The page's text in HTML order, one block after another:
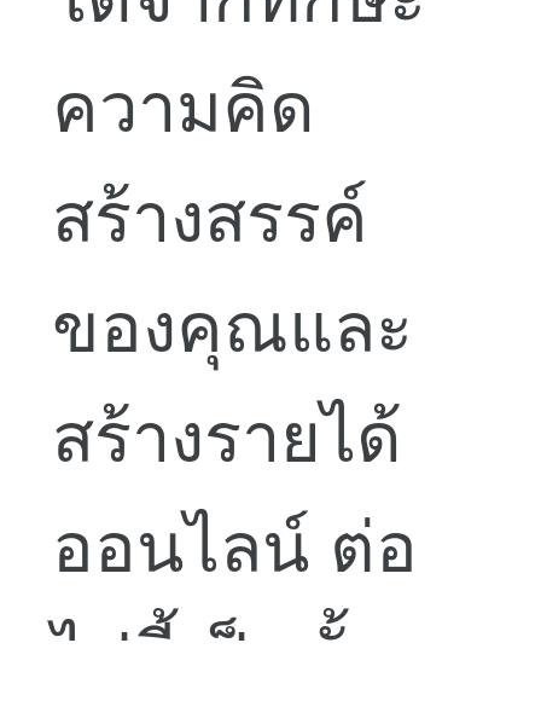
ความคิด
สร้างสรรค์
ของคุณและ
สร้างรายได้
ออนไลน์ ต่อ
ไปนี้เป็นขั้น